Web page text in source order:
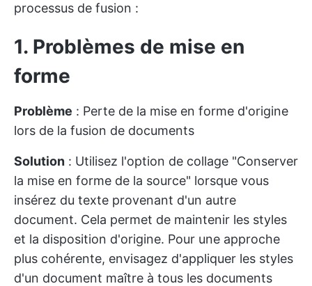
processus de fusion :
1. Problèmes de mise en
forme
Problème : Perte de la mise en forme d'origine
lors de la fusion de documents
Solution : Utilisez l'option de collage "Conserver
la mise en forme de la source" lorsque vous
insérez du texte provenant d'un autre
document. Cela permet de maintenir les styles
et la disposition d'origine. Pour une approche
plus cohérente, envisagez d'appliquer les styles
d'un document maître à tous les documents